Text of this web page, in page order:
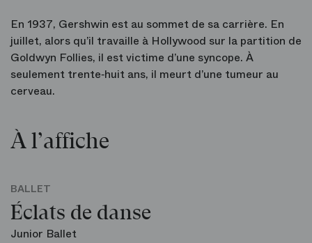
En 1937, Gershwin est au sommet de sa carrière. En
juillet, alors qu’il travaille à Hollywood sur la partition de
Goldwyn Follies, il est victime d’une syncope. À
seulement trente‑huit ans, il meurt d’une tumeur au
cerveau.
À l’affiche
BALLET
Éclats de danse
Junior Ballet